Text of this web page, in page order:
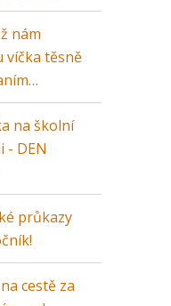
nám
víčka těsně
na školní
- DEN
průkazy
cestě za